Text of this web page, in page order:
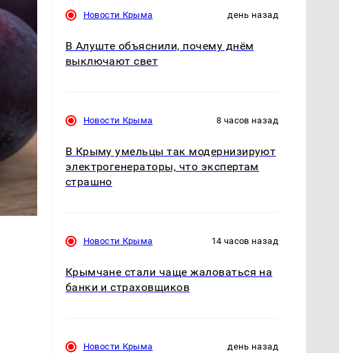
Новости Крыма день назад
В Алуште объяснили, почему днём
выключают свет
Новости Крыма 8 часов назад
В Крыму умельцы так модернизируют
электрогенераторы, что экспертам
страшно
Новости Крыма 14 часов назад
Крымчане стали чаще жаловаться на
банки и страховщиков
Новости Крыма день назад